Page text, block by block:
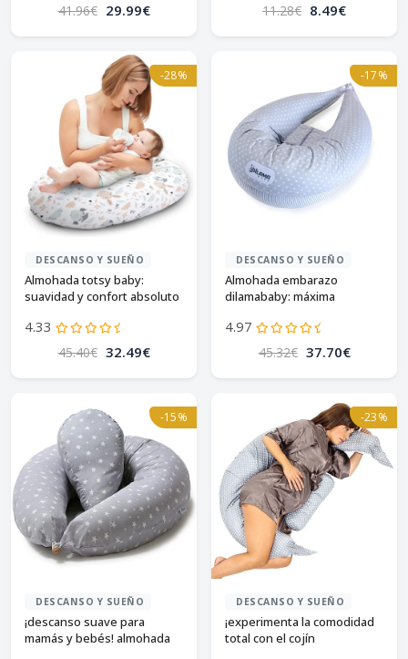
41.96€ 29.99€ 11.28€ 8.49€
-28%
DESCANSO Y SUEÑO
Almohada totsy baby:
suavidad y confort absoluto
4.33
45.40€ 32.49€
-17%
DESCANSO Y SUEÑO
Almohada embarazo
dilamababy: máxima
4.97
45.32€ 37.70€
-15%
DESCANSO Y SUEÑO
¡descanso suave para
mamás y bebés! almohada
-23%
DESCANSO Y SUEÑO
¡experimenta la comodidad
total con el cojín